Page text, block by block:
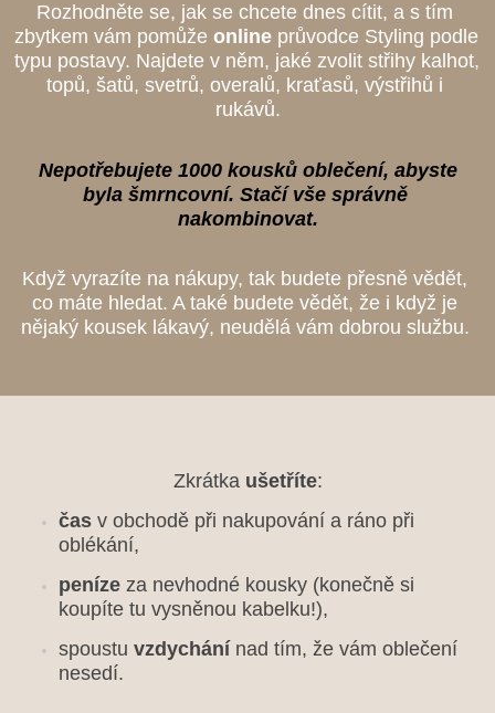
Rozhodněte se, jak se chcete dnes cítit, a s tím
zbytkem vám pomůže online průvodce Styling podle
typu postavy. Najdete v něm, jaké zvolit střihy kalhot,
topů, šatů, svetrů, overalů, kraťasů, výstřihů i
rukávů.
Nepotřebujete 1000 kousků oblečení, abyste
byla šmrncovní. Stačí vše správně
nakombinovat.
Když vyrazíte na nákupy, tak budete přesně vědět,
co máte hledat. A také budete vědět, že i když je
nějaký kousek lákavý, neudělá vám dobrou službu.
Zkrátka ušetříte:
čas v obchodě při nakupování a ráno při
oblékání,
peníze za nevhodné kousky (konečně si
koupíte tu vysněnou kabelku!),
spoustu vzdychání nad tím, že vám oblečení
nesedí.